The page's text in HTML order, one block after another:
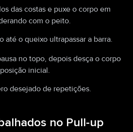
das costas e puxe o corpo em
com o peito.
até o queixo ultrapassar a barra.
no topo, depois desça o corpo
inicial.
desejado de repetições.
no Pull-up